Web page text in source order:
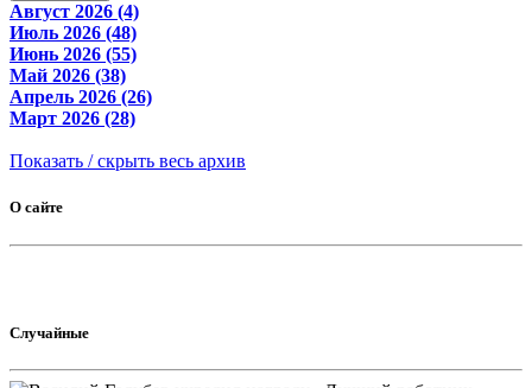
Август 2026 (4)
Июль 2026 (48)
Июнь 2026 (55)
Май 2026 (38)
Апрель 2026 (26)
Март 2026 (28)
Показать / скрыть весь архив
О сайте
Случайные